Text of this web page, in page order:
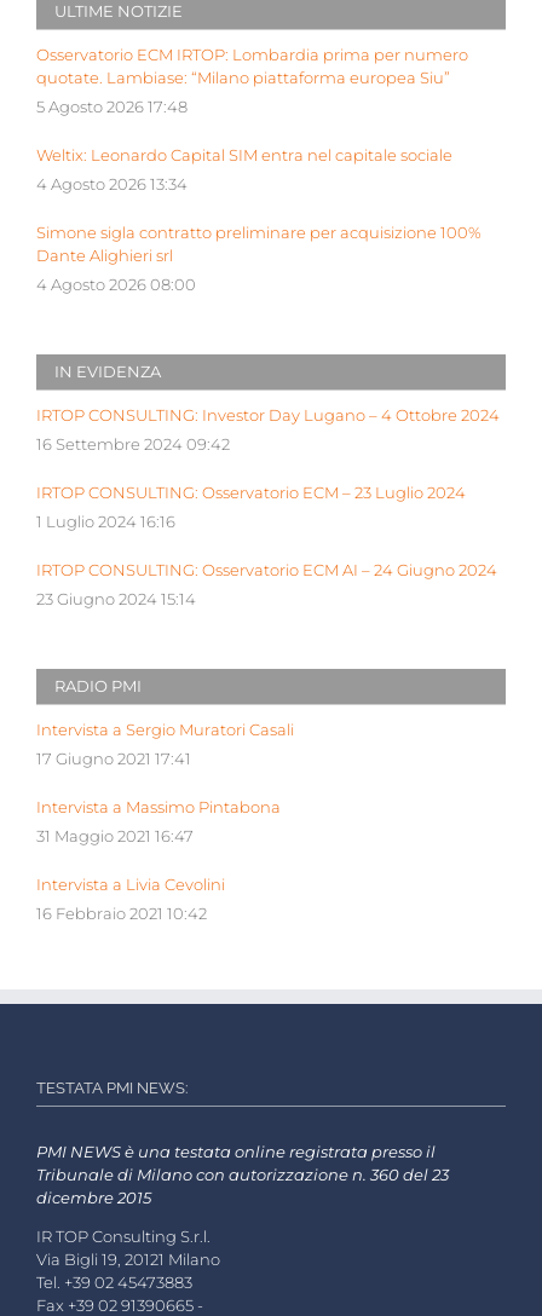
ULTIME NOTIZIE
Osservatorio ECM IRTOP: Lombardia prima per numero
quotate. Lambiase: “Milano piattaforma europea Siu”
5 Agosto 2026 17:48
Weltix: Leonardo Capital SIM entra nel capitale sociale
4 Agosto 2026 13:34
Simone sigla contratto preliminare per acquisizione 100%
Dante Alighieri srl
4 Agosto 2026 08:00
IN EVIDENZA
IRTOP CONSULTING: Investor Day Lugano – 4 Ottobre 2024
16 Settembre 2024 09:42
IRTOP CONSULTING: Osservatorio ECM – 23 Luglio 2024
1 Luglio 2024 16:16
IRTOP CONSULTING: Osservatorio ECM AI – 24 Giugno 2024
23 Giugno 2024 15:14
RADIO PMI
Intervista a Sergio Muratori Casali
17 Giugno 2021 17:41
Intervista a Massimo Pintabona
31 Maggio 2021 16:47
Intervista a Livia Cevolini
16 Febbraio 2021 10:42
TESTATA PMI NEWS:
PMI NEWS è una testata online registrata presso il
Tribunale di Milano con autorizzazione n. 360 del 23
dicembre 2015
IR TOP Consulting S.r.l.
Via Bigli 19, 20121 Milano
Tel. +39 02 45473883
Fax +39 02 91390665 -